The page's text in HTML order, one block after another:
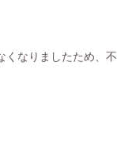
くなりましたため、不